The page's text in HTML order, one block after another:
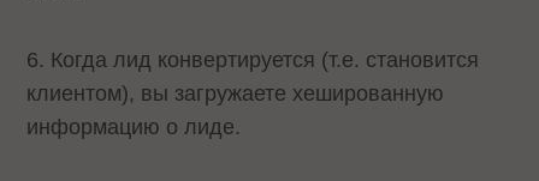
6. Когда лид конвертируется (т.е. становится
клиентом), вы загружаете хешированную
информацию о лиде.